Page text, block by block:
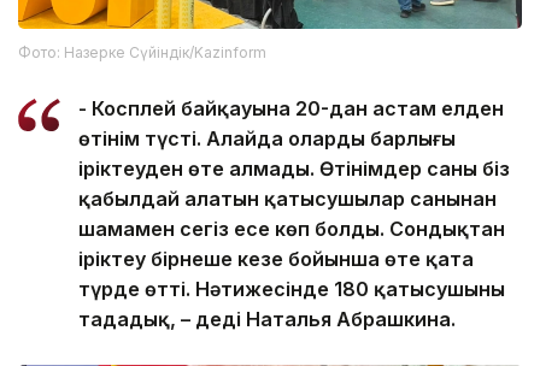
Фото: Назерке Сүйіндік/Kazinform
- Косплей байқауына 20-дан астам елден
өтінім түсті. Алайда олардың барлығы
іріктеуден өте алмады. Өтінімдер саны біз
қабылдай алатын қатысушылар санынан
шамамен сегіз есе көп болды. Сондықтан
іріктеу бірнеше кезең бойынша өте қатаң
түрде өтті. Нәтижесінде 180 қатысушыны
таңдадық, – деді Наталья Абрашкина.